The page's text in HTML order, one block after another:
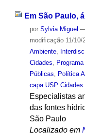
Em São Paulo,
por Sylvia Miguel
modificação11/10/
Ambiente,
Cidades,
Públicas, Política
capa USP Cidades
Especialistas
das fontes
São Paulo
Localizado em